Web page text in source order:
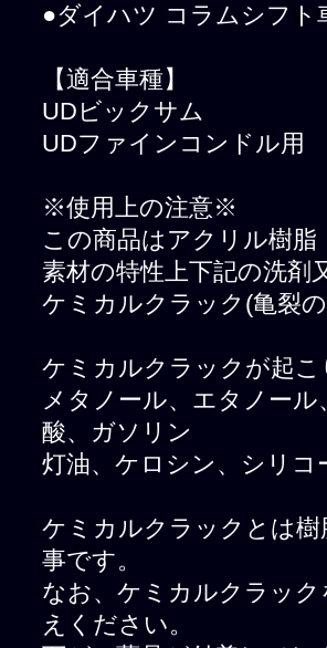
●ダイハツ コラムシフト
【適合車種】
UDビックサム
UDファインコンドル用
※使用上の注意※
この商品はアクリル樹
素材の特性上下記の洗剤
ケミカルクラック(亀裂
ケミカルクラックが起
メタノール、エタノー
酸、ガソリン
灯油、ケロシン、シリ
ケミカルクラックとは
事です。
なお、ケミカルクラッ
えください。